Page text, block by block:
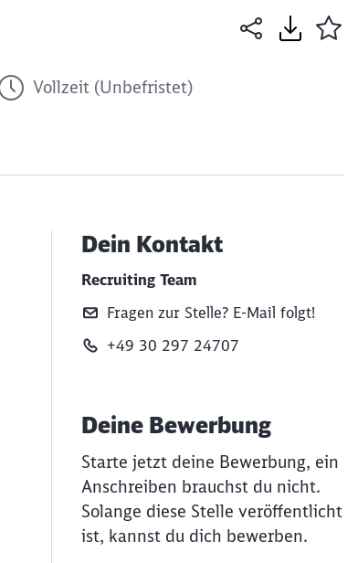
Vollzeit (Unbefristet)
Dein Kontakt
Recruiting Team
Fragen zur Stelle? E‑Mail folgt!
+49 30 297 24707
Deine Bewerbung
Starte jetzt deine Bewerbung, ein
Anschreiben brauchst du nicht.
Solange diese Stelle veröffentlicht
ist, kannst du dich bewerben.